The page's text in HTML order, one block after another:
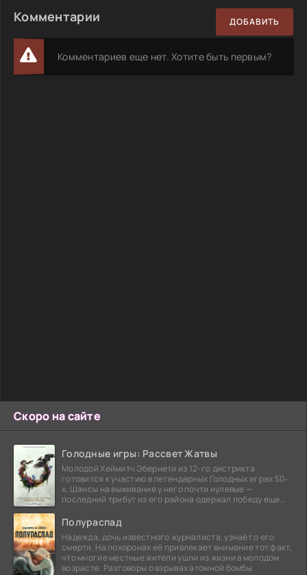
Скоро на сайте
Голодные игры: Рассвет Жатвы
Молодой Хеймитч Эбернети из 12-го дистрикта
готовится к участию в легендарных Голодных играх 50-
х. Шансы на выживание у него почти нулевые —
последний трибут из его района одержал победу еще
Полураспад
Надежда, дочь известного журналиста, узнаёт о его
смерти. На похоронах её привлекает внимание тот факт,
что многие местные жители ушли из жизни в молодом
возрасте. Разговоры о взрывах атомной бомбы
Комментарии ДОБАВИТЬ
Комментариев еще нет. Хотите быть первым?